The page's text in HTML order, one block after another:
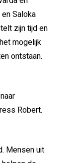
Saloka
zijn tijd en
mogelijk
ontstaan.
Robert.
Mensen uit